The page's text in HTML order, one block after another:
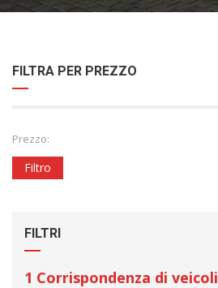
FILTRA PER PREZZO
Prezzo:
Filtro
FILTRI
1 Corrispondenza di veicoli